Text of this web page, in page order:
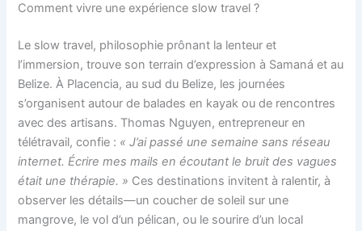
Comment vivre une expérience slow travel ?
Le slow travel, philosophie prônant la lenteur et
l’immersion, trouve son terrain d’expression à Samaná et au
Belize. À Placencia, au sud du Belize, les journées
s’organisent autour de balades en kayak ou de rencontres
avec des artisans. Thomas Nguyen, entrepreneur en
télétravail, confie : « J’ai passé une semaine sans réseau
internet. Écrire mes mails en écoutant le bruit des vagues
était une thérapie. » Ces destinations invitent à ralentir, à
observer les détails—un coucher de soleil sur une
mangrove, le vol d’un pélican, ou le sourire d’un local